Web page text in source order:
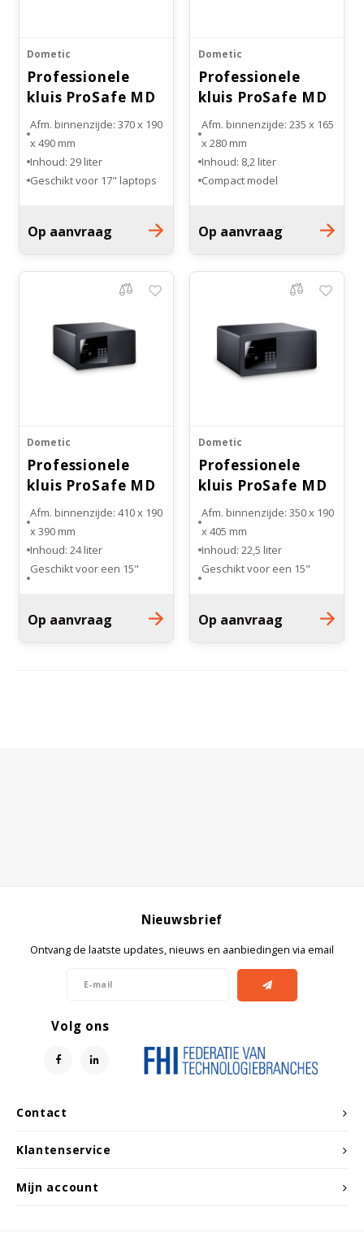
Dometic
Professionele
kluis ProSafe MD
493
Afm. binnenzijde: 370 x 190
x 490 mm
Inhoud: 29 liter
Geschikt voor 17" laptops
Op aanvraag
Dometic
Professionele
kluis ProSafe MD
283
Afm. binnenzijde: 235 x 165
x 280 mm
Inhoud: 8,2 liter
Compact model
Op aanvraag
Dometic
Professionele
kluis ProSafe MD
363
Afm. binnenzijde: 410 x 190
x 390 mm
Inhoud: 24 liter
Geschikt voor een 15"
Op aanvraag
Dometic
Professionele
kluis ProSafe MD
408
Afm. binnenzijde: 350 x 190
x 405 mm
Inhoud: 22,5 liter
Geschikt voor een 15"
Op aanvraag
Contact
Nieuwsbrief
Ontvang de laatste updates, nieuws en aanbiedingen via email
Volg ons
Klantenservice
Mijn account